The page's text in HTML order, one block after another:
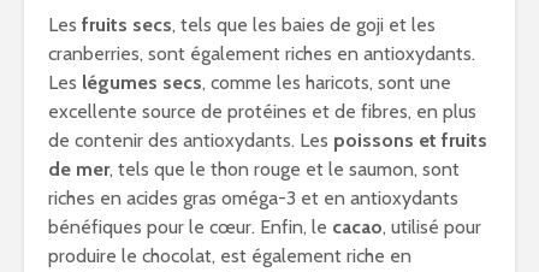
Les fruits secs, tels que les baies de goji et les
cranberries, sont également riches en antioxydants.
Les légumes secs, comme les haricots, sont une
excellente source de protéines et de fibres, en plus
de contenir des antioxydants. Les poissons et fruits
de mer, tels que le thon rouge et le saumon, sont
riches en acides gras oméga-3 et en antioxydants
bénéfiques pour le cœur. Enfin, le cacao, utilisé pour
produire le chocolat, est également riche en